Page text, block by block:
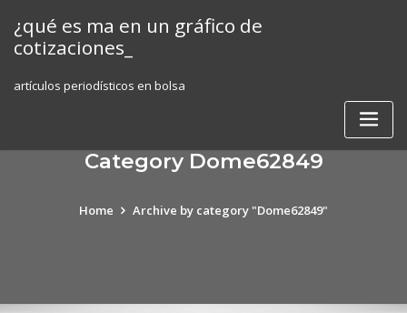
content
¿qué es ma en un gráfico de
cotizaciones_
artículos periodísticos en bolsa
Category Dome62849
Home Archive by category "Dome62849"